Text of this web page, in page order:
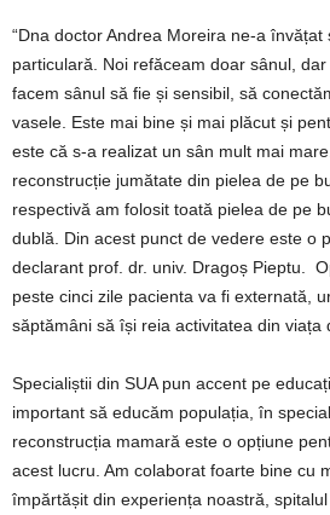
“Dna doctor Andrea Moreira ne-a
particulară. Noi refăceam doar sânul,
facem sânul să fie și sensibil, să
vasele. Este mai bine și mai plăcut și
este că s-a realizat un sân mult mai
reconstrucție jumătate din pielea de pe
respectivă am folosit toată pielea de pe
dublă. Din acest punct de vedere este o
declarant prof. dr. univ. Dragoș Pieptu.
peste cinci zile pacienta va fi externată,
săptămâni să își reia activitatea din viața
Specialiștii din SUA pun accent pe
important să educăm populația, în
reconstrucția mamară este o opțiune
acest lucru. Am colaborat foarte bine cu
împărtășit din experiența noastră,